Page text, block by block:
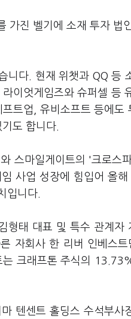
가진 벨기에 소재 투자 법
니다. 현재 위챗과 QQ 등
이엇게임즈와 슈퍼셀 등
트업, 유비소프트 등에도
도 합니다.
스마일게이트의 '크로스
사업 성장에 힘입어 올
입니다.
형태 대표 및 특수 관계자
자회사 한 리버 인베스트
는 크래프톤 주식의
텐센트 홀딩스 수석부사